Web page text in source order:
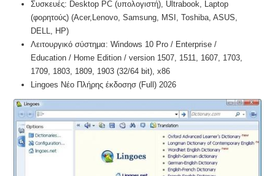
Συσκευές: Desktop PC (υπολογιστή), Ultrabook, Laptop
(φορητούς) (Acer,Lenovo, Samsung, MSI, Toshiba, ASUS,
DELL, HP)
Λειτουργικό σύστημα: Windows 10 Pro / Enterprise /
Education / Home Edition / version 1507, 1511, 1607, 1703,
1709, 1803, 1809, 1903 (32/64 bit), x86
Lingoes Νέο Πλήρης έκδοσησ (Full) 2026